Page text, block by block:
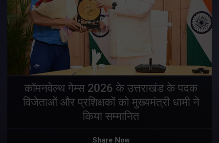
कॉमनवेल्थ गेम्स 2026 के उत्तराखंड के पदक
विजेताओं और प्रशिक्षकों को मुख्यमंत्री धामी ने
किया सम्मानित
Share Now